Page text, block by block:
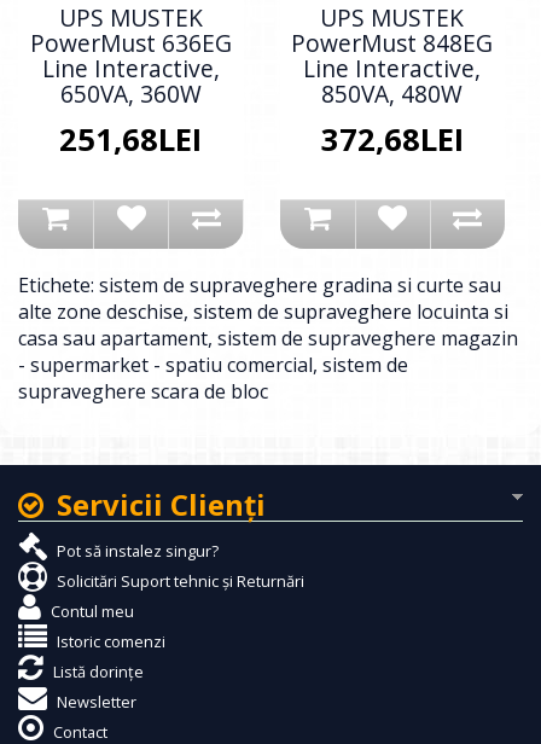
UPS MUSTEK
PowerMust 636EG
Line Interactive,
650VA, 360W
251,68LEI
UPS MUSTEK
PowerMust 848EG
Line Interactive,
850VA, 480W
372,68LEI
Etichete: sistem de supraveghere gradina si curte sau
alte zone deschise, sistem de supraveghere locuinta si
casa sau apartament, sistem de supraveghere magazin
- supermarket - spatiu comercial, sistem de
supraveghere scara de bloc
Servicii Clienţi
Pot să instalez singur?
Solicitări Suport tehnic și Returnări
Contul meu
Istoric comenzi
Listă dorințe
Newsletter
Contact